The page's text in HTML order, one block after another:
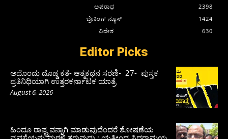
ಅಪರಾಧ
2398
ಬ್ರೇಕಿಂಗ್ ನ್ಯೂಸ್
1424
ವಿದೇಶ
630
Editor Picks
ಅದೊಂದು ದೊಡ್ಡ ಕತೆ- ಆತ್ಮಕಥನ ಸರಣಿ- 27- ಪುಸ್ತಕ
ಪ್ರತಿನಿಧಿಯಾಗಿ ಉತ್ತರಕರ್ನಾಟಕ ಯಾತ್ರೆ
August 6, 2026
ಹಿಂದೂ ರಾಷ್ಟ್ರವನ್ನಾಗಿ ಮಾಡುವುದೆಂದರೆ ಶೋಷಣೆಯ